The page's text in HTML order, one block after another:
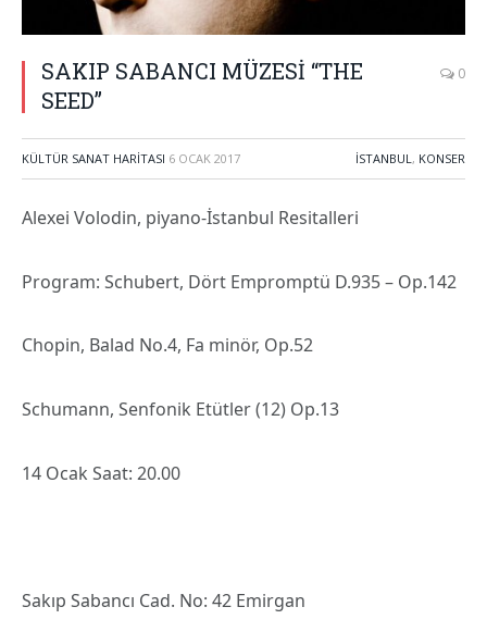
SAKIP SABANCI MÜZESİ “THE
SEED”
0
KÜLTÜR SANAT HARITASI 6 OCAK 2017 İSTANBUL, KONSER
Alexei Volodin, piyano-İstanbul Resitalleri
Program: Schubert, Dört Empromptü D.935 – Op.142
Chopin, Balad No.4, Fa minör, Op.52
Schumann, Senfonik Etütler (12) Op.13
14 Ocak Saat: 20.00
Sakıp Sabancı Cad. No: 42 Emirgan